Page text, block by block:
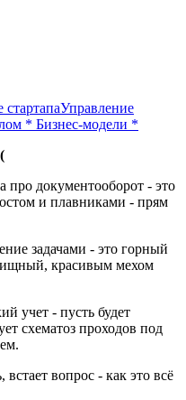
стартапаУправление
* Бизнес-модели *
про документооборот - это
и плавниками - прям
задачами - это горный
красивым мехом
учет - пусть будет
схематоз проходов под
вопрос - как это всё